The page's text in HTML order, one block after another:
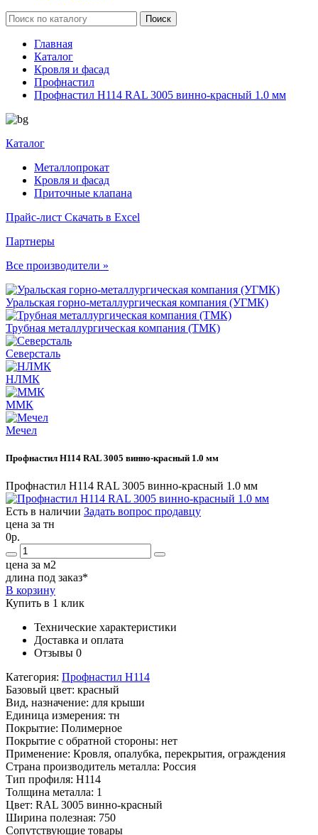
Главная
Каталог
Кровля и фасад
Профнастил
Профнастил Н114 RAL 3005 винно-красный 1.0 мм
Каталог
Металлопрокат
Кровля и фасад
Приточные клапана
Прайс-лист Скачать в Excel
Партнеры
Все производители »
Уральская горно-металлургическая компания (УГМК)
Трубная металлургическая компания (ТМК)
Северсталь
НЛМК
ММК
Мечел
Профнастил Н114 RAL 3005 винно-красный 1.0 мм
Профнастил Н114 RAL 3005 винно-красный 1.0 мм
Есть в наличии Задать вопрос продавцу
цена за тн
0р.
цена за м2
длина под заказ*
В корзину
Купить в 1 клик
Технические характеристики
Доставка и оплата
Отзывы 0
Категория: Профнастил Н114
Базовый цвет: красный
Вид, назначение: для крыши
Единица измерения: тн
Покрытие: Полимерное
Покрытие с обратной стороны: нет
Применение: Кровля, опалубка, перекрытия, ограждения
Страна производитель металла: Россия
Тип профиля: Н114
Толщина металла: 1
Цвет: RAL 3005 винно-красный
Ширина полезная: 750
Сопутствующие товары